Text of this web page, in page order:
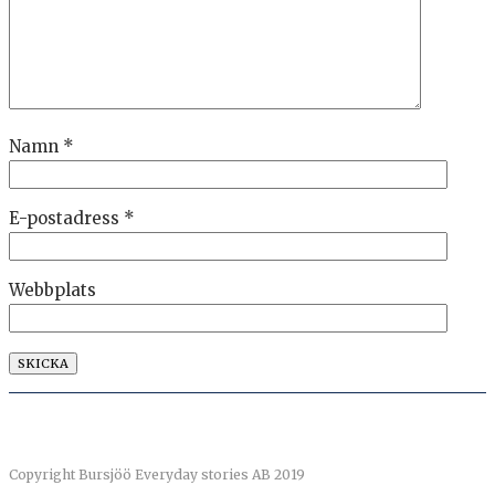
Namn *
E-postadress *
Webbplats
Copyright Bursjöö Everyday stories AB 2019